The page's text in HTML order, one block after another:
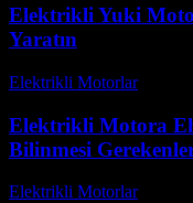
Elektrikli Yuki
Yaratın
Elektrikli Motorlar-
Elektrikli Motora
Bilinmesi
Elektrikli Motorlar-